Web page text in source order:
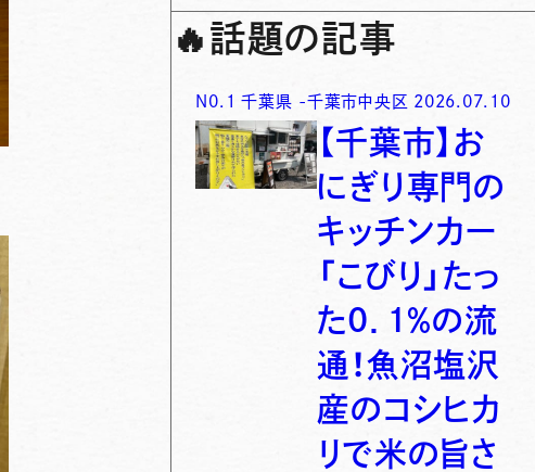
🔥 話題の記事
N0. 1 千葉県 -千葉市中央区 2026.07.10
【千葉市】お
にぎり専門の
キッチンカー
「こびり」たっ
た0．1％の流
通！魚沼塩沢
産のコシヒカ
リで米の旨さ